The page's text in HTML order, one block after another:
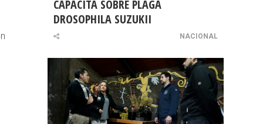
CAPACITA SOBRE PLAGA
DROSOPHILA SUZUKII
NACIONAL